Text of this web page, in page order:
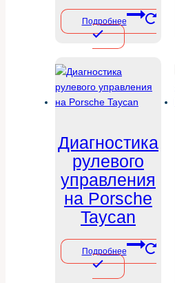
Подробнее
Диагностика
рулевого
управления
на Porsche
Taycan
Подробнее